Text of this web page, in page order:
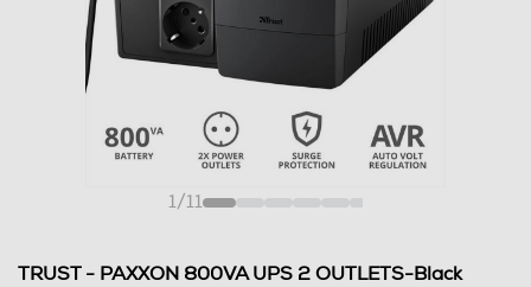
1/11
TRUST - PAXXON 800VA UPS 2 OUTLETS-Black